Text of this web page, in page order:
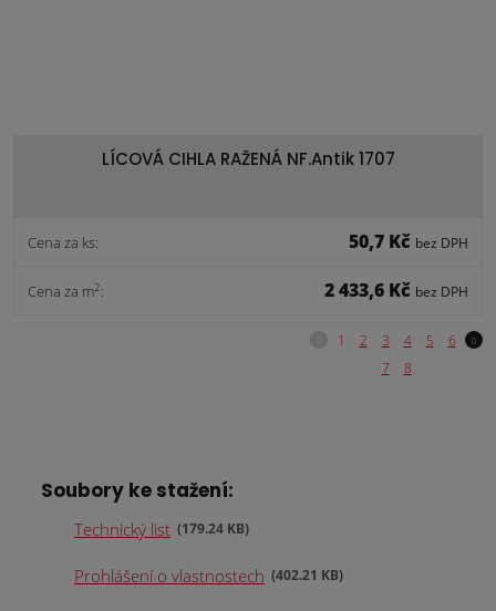
LÍCOVÁ CIHLA RAŽENÁ NF.Antik 1707
Cena za ks: 50,7 Kč bez DPH
Cena za m2: 2 433,6 Kč bez DPH
Soubory ke stažení:
Technický list 179.24 KB
Prohlášení o vlastnostech 402.21 KB